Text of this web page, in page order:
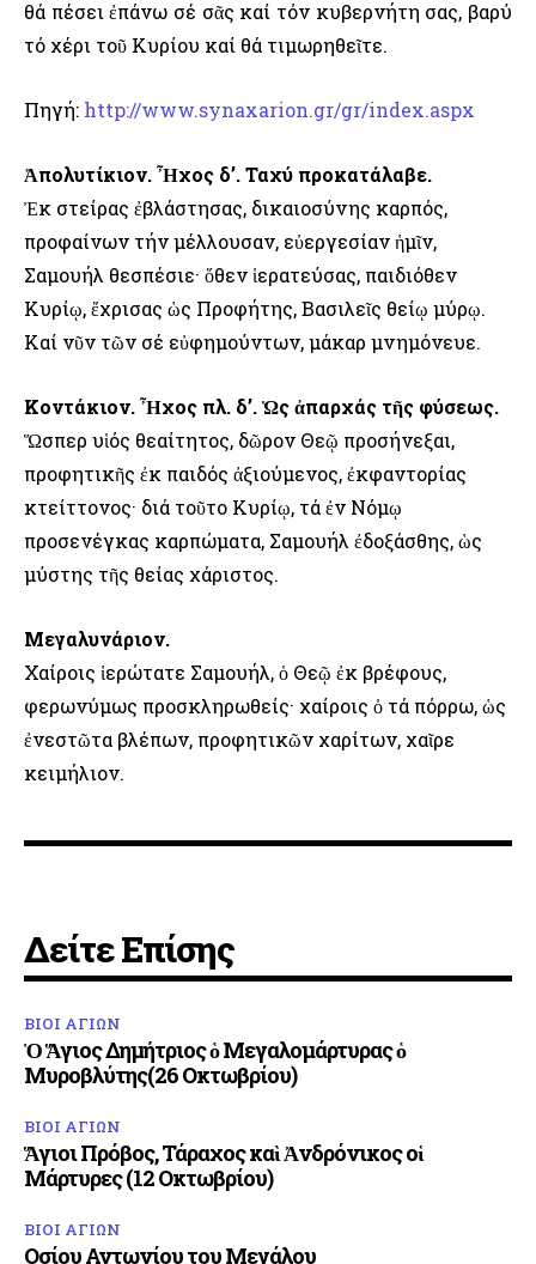
θά πέσει ἐπάνω σέ σᾶς καί τόν κυβερνήτη σας, βαρύ
τό χέρι τοῦ Κυρίου καί θά τιμωρηθεῖτε.
Πηγή: http://www.synaxarion.gr/gr/index.aspx
Ἀπολυτίκιον. Ἦχος δ’. Ταχύ προκατάλαβε.
Ἐκ στείρας ἐβλάστησας, δικαιοσύνης καρπός,
προφαίνων τήν μέλλουσαν, εὐεργεσίαν ἡμῖν,
Σαμουήλ θεσπέσιε· ὅθεν ἱερατεύσας, παιδιόθεν
Κυρίῳ, ἔχρισας ὡς Προφήτης, Βασιλεῖς θείῳ μύρῳ.
Καί νῦν τῶν σέ εὐφημούντων, μάκαρ μνημόνευε.
Κοντάκιον. Ἦχος πλ. δ’. Ὡς ἀπαρχάς τῆς φύσεως.
Ὥσπερ υἱός θεαίτητος, δῶρον Θεῷ προσήνεξαι,
προφητικῆς ἐκ παιδός ἀξιούμενος, ἐκφαντορίας
κτείττονος· διά τοῦτο Κυρίῳ, τά ἐν Νόμῳ
προσενέγκας καρπώματα, Σαμουήλ ἐδοξάσθης, ὡς
μύστης τῆς θείας χάριστος.
Μεγαλυνάριον.
Χαίροις ἱερώτατε Σαμουήλ, ὁ Θεῷ ἐκ βρέφους,
φερωνύμως προσκληρωθείς· χαίροις ὀ τά πόρρω, ὡς
ἐνεστῶτα βλέπων, προφητικῶν χαρίτων, χαῖρε
κειμήλιον.
Δείτε Επίσης
ΒΙΟΙ ΑΓΙΩΝ
Ὁ Ἅγιος Δημήτριος ὁ Μεγαλομάρτυρας ὁ
Μυροβλύτης(26 Οκτωβρίου)
ΒΙΟΙ ΑΓΙΩΝ
Ἅγιοι Πρόβος, Τάραχος καὶ Ἀνδρόνικος οἱ
Μάρτυρες (12 Οκτωβρίου)
ΒΙΟΙ ΑΓΙΩΝ
Οσίου Αντωνίου του Μεγάλου